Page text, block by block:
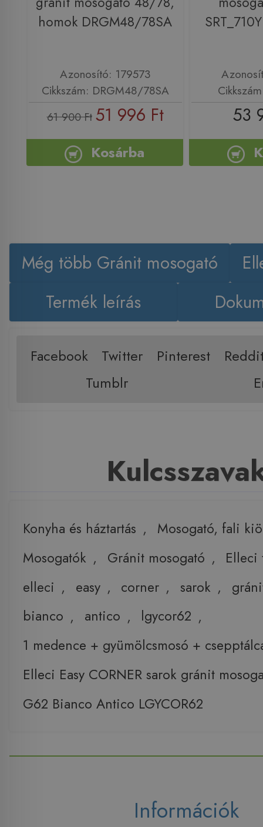
homok DRGM48/78SA
Azonosító: 179573
Cikkszám: DRGM48/78SA
61 900 Ft 51 996 Ft
Kosárba
53
Még több Gránit mosogató
Termék leírás
Facebook Twitter Pinterest
Tumblr
Konyha és háztartás ,
Mosogató, fali
Mosogatók , Gránit mosogató ,
Elleci
elleci , easy , corner , sarok ,
bianco , antico , lgycor62 ,
1 medence + gyümölcsmosó +
Elleci Easy CORNER sarok gránit
G62 Bianco Antico LGYCOR62
Információk